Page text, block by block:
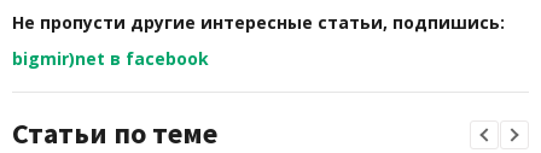
Не пропусти другие интересные статьи, подпишись:
bigmir)net в facebook
Статьи по теме